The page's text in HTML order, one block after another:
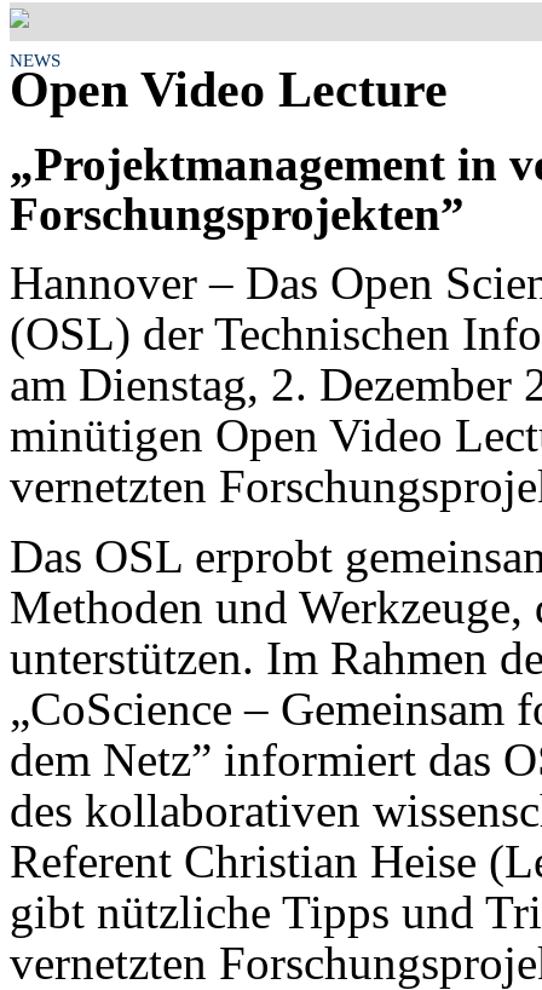
NEWS
Open Video Lecture
„Projektmanagement in
Forschungsprojekten”
Hannover – Das Open
(OSL) der Technischen
am Dienstag, 2.
minütigen Open Video
vernetzten
Das OSL erprobt
Methoden und
unterstützen. Im Rahmen
„CoScience – Gemeinsam
dem Netz” informiert das
des kollaborativen
Referent Christian Heise
gibt nützliche Tipps und
vernetzten